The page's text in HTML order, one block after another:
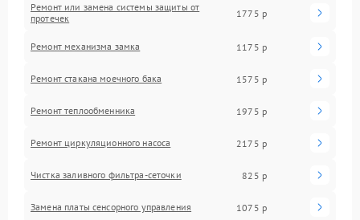
Ремонт или замена системы защиты от
протечек
1775 р
Ремонт механизма замка 1175 р
Ремонт стакана моечного бака 1575 р
Ремонт теплообменника 1975 р
Ремонт циркуляционного насоса 2175 р
Чистка заливного фильтра-сеточки 825 р
Замена платы сенсорного управления 1075 р